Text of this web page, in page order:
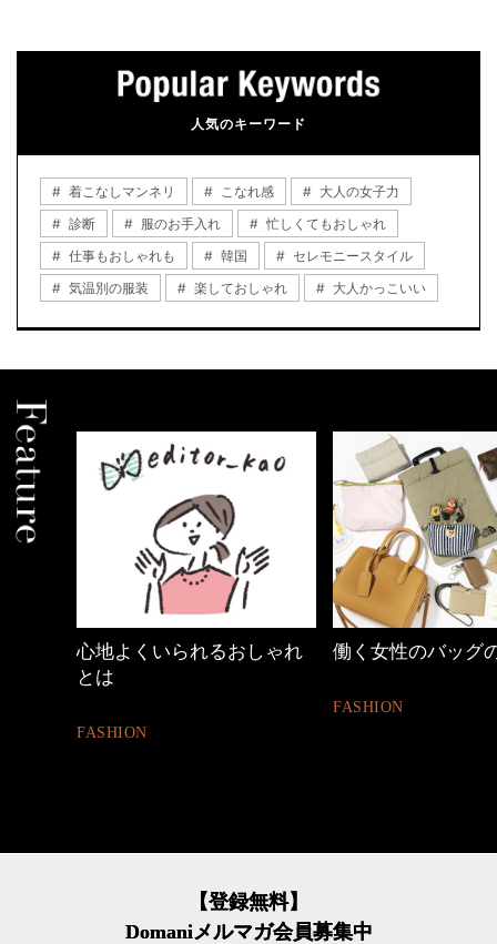
人気のキーワード
着こなしマンネリ こなれ感
大人の女子力
診断
服のお手入れ
忙しくてもおしゃれ
仕事もおしゃれも
韓国
セレモニースタイル
気温別の服装
楽しておしゃれ 大人かっこいい
働く女性のバッグの中身 40代の小顔メイク
BEAUTY
【登録無料】
Domaniメルマガ会員募集中